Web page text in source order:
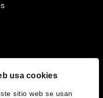
usa cookies
sitio web se usan